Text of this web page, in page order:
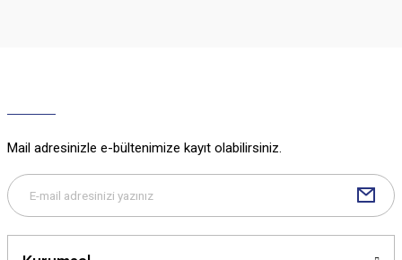
Bu ürüne benzer farklı alternatifler olmalı.
Mail adresinizle e-bültenimize kayıt olabilirsiniz.